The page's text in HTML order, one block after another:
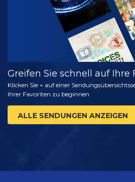
Greifen Sie schnell auf Ihre
Klicken Sie + auf einer
Ihrer Favoriten zu beginnen
ALLE SENDUNGEN ANZEIGEN